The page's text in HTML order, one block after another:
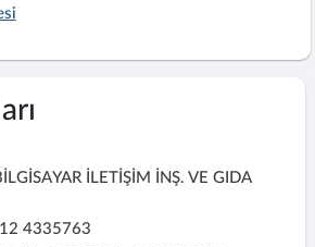
İLETİŞİM İNŞ. VE GIDA
4335763